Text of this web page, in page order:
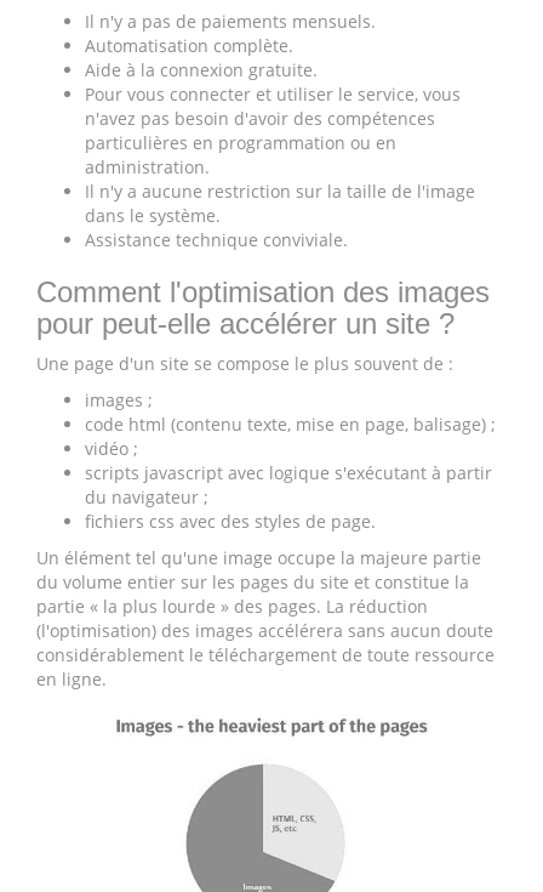
Il n'y a pas de paiements mensuels.
Automatisation complète.
Aide à la connexion gratuite.
Pour vous connecter et utiliser le service, vous
n'avez pas besoin d'avoir des compétences
particulières en programmation ou en
administration.
Il n'y a aucune restriction sur la taille de l'image
dans le système.
Assistance technique conviviale.
Comment l'optimisation des images
pour peut-elle accélérer un site ?
Une page d'un site se compose le plus souvent de :
images ;
code html (contenu texte, mise en page, balisage) ;
vidéo ;
scripts javascript avec logique s'exécutant à partir
du navigateur ;
fichiers css avec des styles de page.
Un élément tel qu'une image occupe la majeure partie
du volume entier sur les pages du site et constitue la
partie « la plus lourde » des pages. La réduction
(l'optimisation) des images accélérera sans aucun doute
considérablement le téléchargement de toute ressource
en ligne.